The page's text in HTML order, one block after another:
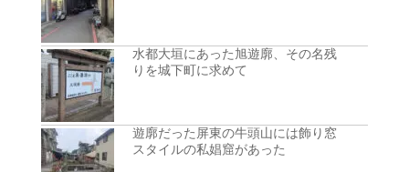
水都大垣にあった旭遊廓、その名残
りを城下町に求めて
遊廓だった屏東の牛頭山には飾り窓
スタイルの私娼窟があった